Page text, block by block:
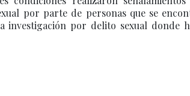
por parte de personas que se
por delito sexual donde